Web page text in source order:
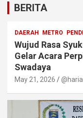
BERITA
DAERAH METRO
Wujud Rasa
Gelar Acara
Swadaya
May 21, 2026